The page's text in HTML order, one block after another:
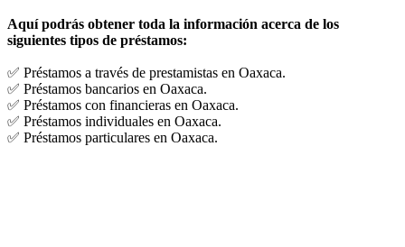
Aquí podrás obtener toda la información acerca de los
siguientes tipos de préstamos:
✅ Préstamos a través de prestamistas en Oaxaca.
✅ Préstamos bancarios en Oaxaca.
✅ Préstamos con financieras en Oaxaca.
✅ Préstamos individuales en Oaxaca.
✅ Préstamos particulares en Oaxaca.